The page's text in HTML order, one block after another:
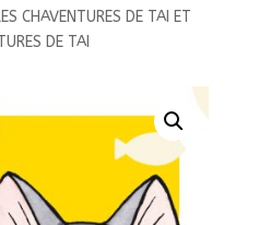
CHAVENTURES DE TAI ET
DE TAI